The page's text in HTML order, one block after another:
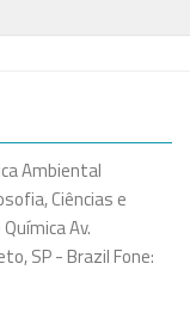
Ambiental
Ciências e
Av.
SP - Brazil Fone: